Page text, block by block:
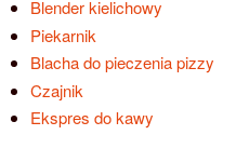
Blender kielichowy
Piekarnik
Blacha do pieczenia pizzy
Czajnik
Ekspres do kawy